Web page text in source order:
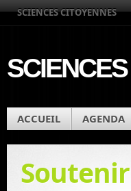
SCIENCES CITOYENNES
SCIENCES
ACCUEIL AGENDA